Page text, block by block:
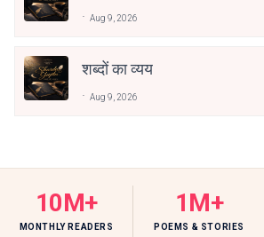
Aug 9, 2026
शब्दों का व्यय
Aug 9, 2026
10M+
MONTHLY READERS
1M+
POEMS & STORIES